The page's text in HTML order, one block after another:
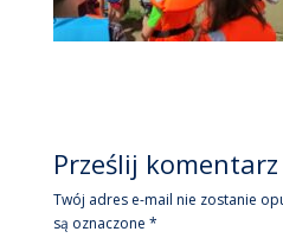
Prześlij komentarz
Twój adres e-mail nie zostanie
są oznaczone *